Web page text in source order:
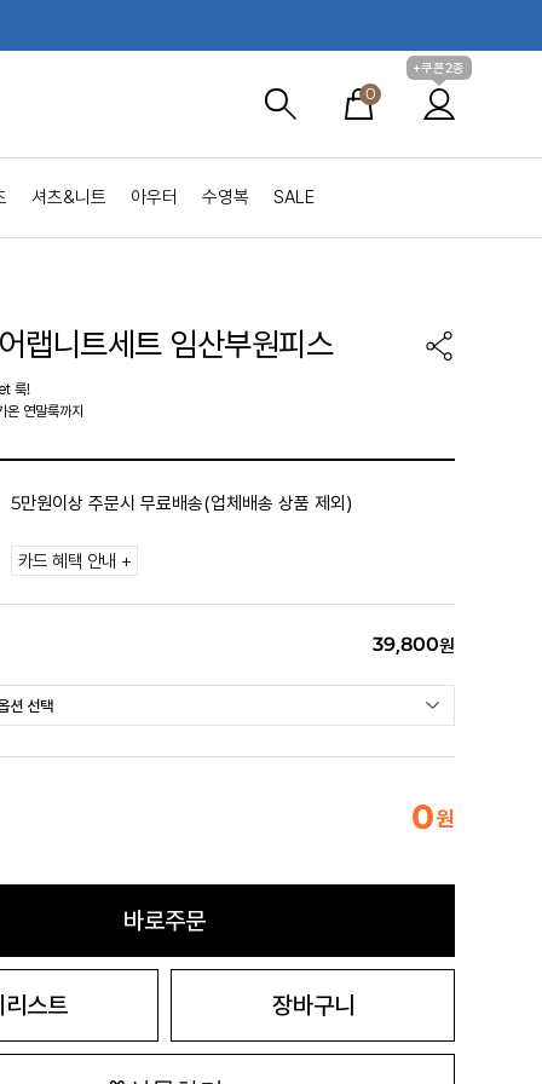
0
+쿠폰2종
셔츠&니트 아우터 수영복 SALE
랩니트세트 임산부원피스
룩!
온 연말룩까지
5만원이상 주문시 무료배송(업체배송 상품 제외)
카드 혜택 안내 +
39,800원
0원
바로주문
리스트 장바구니